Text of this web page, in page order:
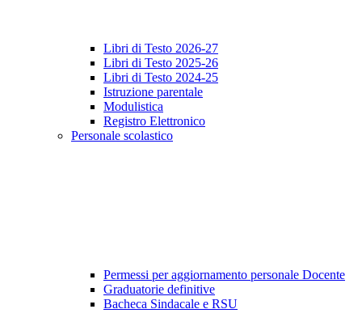
Libri di Testo 2026-27
Libri di Testo 2025-26
Libri di Testo 2024-25
Istruzione parentale
Modulistica
Registro Elettronico
Personale scolastico
Permessi per aggiornamento personale Docente
Graduatorie definitive
Bacheca Sindacale e RSU